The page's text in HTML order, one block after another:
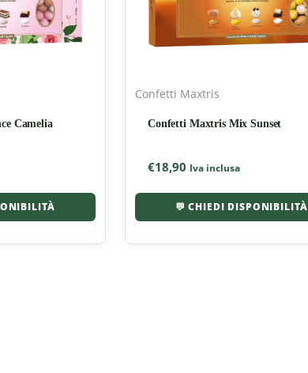
Camelia
Confetti Maxtris
Confetti Maxtris Mix Sunset
€18,90 Iva inclusa
💬 CHIEDI DISPONIBILITÀ